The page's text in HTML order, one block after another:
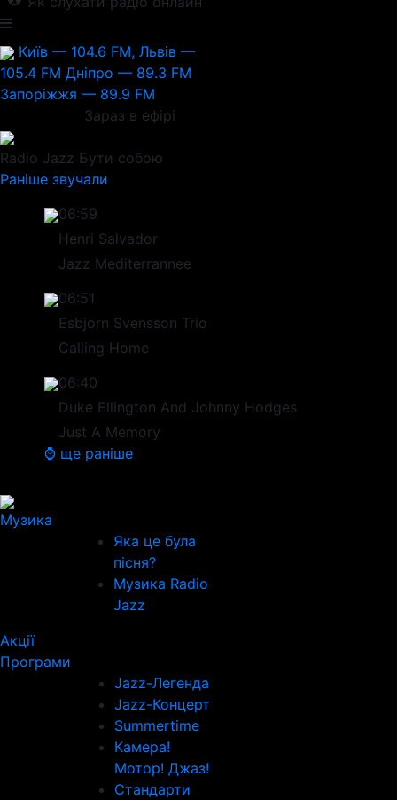
Київ — 104.6 FM, Львів —
105.4 FM Дніпро — 89.3 FM
Запоріжжя — 89.9 FM
Зараз в ефірі
Radio Jazz Бути собою
Раніше звучали
06:59
Henri Salvador
Jazz Mediterrannee
06:51
Esbjorn Svensson Trio
Calling Home
06:40
Duke Ellington And Johnny Hodges
Just A Memory
⌚ ще раніше
Музика
Яка це була
пісня?
Музика Radio
Jazz
Акції
Програми
Jazz-Легенда
Jazz-Концерт
Summertime
Камера!
Мотор! Джаз!
Стандарти